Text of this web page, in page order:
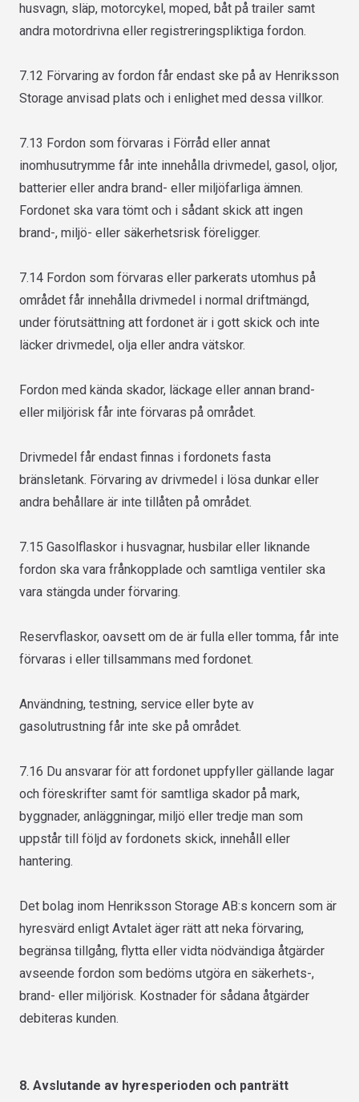
husvagn, släp, motorcykel, moped, båt på trailer samt
andra motordrivna eller registreringspliktiga fordon.
7.12 Förvaring av fordon får endast ske på av Henriksson
Storage anvisad plats och i enlighet med dessa villkor.
7.13 Fordon som förvaras i Förråd eller annat
inomhusutrymme får inte innehålla drivmedel, gasol, oljor,
batterier eller andra brand- eller miljöfarliga ämnen.
Fordonet ska vara tömt och i sådant skick att ingen
brand-, miljö- eller säkerhetsrisk föreligger.
7.14 Fordon som förvaras eller parkerats utomhus på
området får innehålla drivmedel i normal driftmängd,
under förutsättning att fordonet är i gott skick och inte
läcker drivmedel, olja eller andra vätskor.
Fordon med kända skador, läckage eller annan brand-
eller miljörisk får inte förvaras på området.
Drivmedel får endast finnas i fordonets fasta
bränsletank. Förvaring av drivmedel i lösa dunkar eller
andra behållare är inte tillåten på området.
7.15 Gasolflaskor i husvagnar, husbilar eller liknande
fordon ska vara frånkopplade och samtliga ventiler ska
vara stängda under förvaring.
Reservflaskor, oavsett om de är fulla eller tomma, får inte
förvaras i eller tillsammans med fordonet.
Användning, testning, service eller byte av
gasolutrustning får inte ske på området.
7.16 Du ansvarar för att fordonet uppfyller gällande lagar
och föreskrifter samt för samtliga skador på mark,
byggnader, anläggningar, miljö eller tredje man som
uppstår till följd av fordonets skick, innehåll eller
hantering.
Det bolag inom Henriksson Storage AB:s koncern som är
hyresvärd enligt Avtalet äger rätt att neka förvaring,
begränsa tillgång, flytta eller vidta nödvändiga åtgärder
avseende fordon som bedöms utgöra en säkerhets-,
brand- eller miljörisk. Kostnader för sådana åtgärder
debiteras kunden.
8. Avslutande av hyresperioden och panträtt